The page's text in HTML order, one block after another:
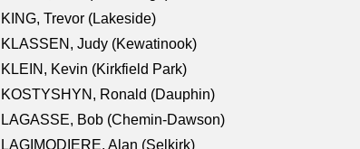
KING, Trevor (Lakeside)
KLASSEN, Judy (Kewatinook)
KLEIN, Kevin (Kirkfield Park)
KOSTYSHYN, Ronald (Dauphin)
LAGASSE, Bob (Chemin-Dawson)
LAGIMODIERE, Alan (Selkirk)